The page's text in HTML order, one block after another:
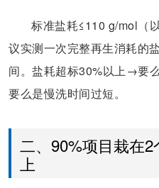
标准盐耗≤110 g/mol（
议实测一次完整再生消耗的
间。盐耗超标30%以上→要
要么是慢洗时间过短。
二、90%项目栽在
上